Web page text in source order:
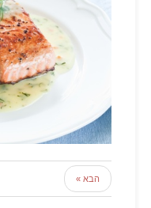
הבא »